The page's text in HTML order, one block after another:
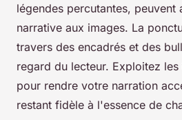
légendes percutantes, peuvent
narrative aux images. La
travers des encadrés et des
regard du lecteur. Exploitez
pour rendre votre narration
restant fidèle à l'essence de